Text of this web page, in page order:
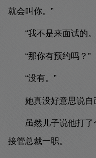
就会叫你。”
“我不是来面试的
“那你有预约吗？”
“没有。”
她真没好意思说自
虽然儿子说他打
接管总裁一职。